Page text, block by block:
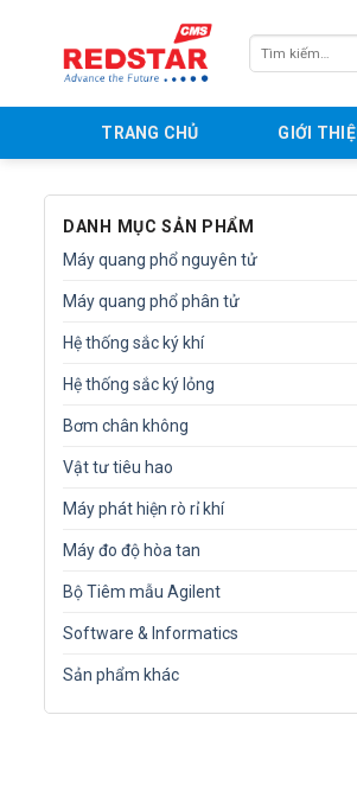
Tìm
kiếm:
TRANG CHỦ GIỚI
DANH MỤC SẢN PHẨM
Máy quang phổ nguyên tử
Máy quang phổ phân tử
Hệ thống sắc ký khí
Hệ thống sắc ký lỏng
Bơm chân không
Vật tư tiêu hao
Máy phát hiện rò rỉ khí
Máy đo độ hòa tan
Bộ Tiêm mẫu Agilent
Software & Informatics
Sản phẩm khác